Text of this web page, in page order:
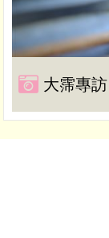
大霈專訪